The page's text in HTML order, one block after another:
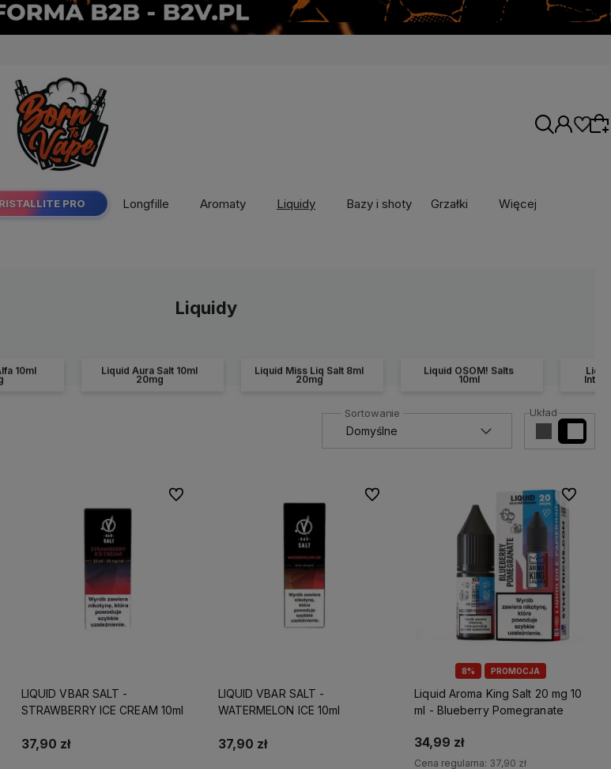
PRO Longfille Aromaty Liquidy Bazy i shoty Grzałki Więcej
Liquidy
10ml Liquid Aura Salt 10ml
20mg
Liquid Miss Liq Salt 8ml
20mg
Liquid OSOM! Salts
10ml
Układ
LIQUID VBAR SALT -
STRAWBERRY ICE CREAM 10ml
37,90 zł
Do ulubionych
LIQUID VBAR SALT -
WATERMELON ICE 10ml
37,90 zł
Do ulubionych
8% PROMOCJA
Liquid Aroma King Salt 20 mg 10
ml - Blueberry Pomegranate
34,99 zł
Cena regularna: 37,90 zł
Do